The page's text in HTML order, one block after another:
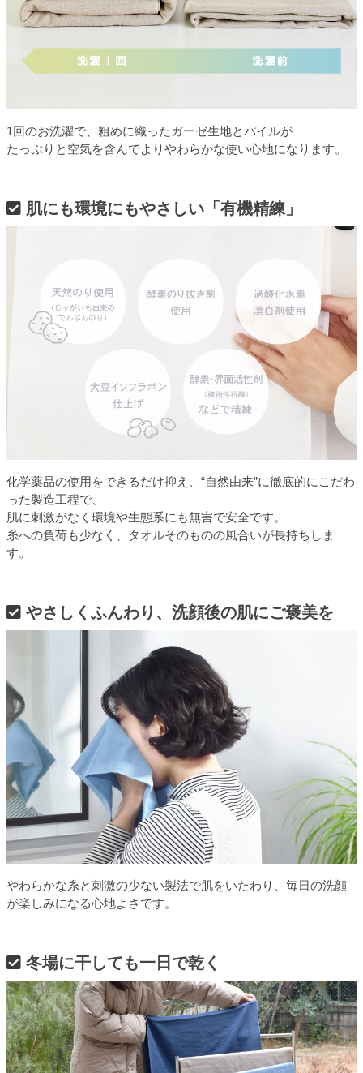
1回のお洗濯で、粗めに織ったガーゼ生地とパイルが
たっぷりと空気を含んでよりやわらかな使い心地になります。
肌にも環境にもやさしい「有機精練」
化学薬品の使用をできるだけ抑え、“自然由来”に徹底的にこだわ
った製造工程で、
肌に刺激がなく環境や生態系にも無害で安全です。
糸への負荷も少なく、タオルそのものの風合いが長持ちしま
す。
やさしくふんわり、洗顔後の肌にご褒美を
やわらかな糸と刺激の少ない製法で肌をいたわり、毎日の洗顔
が楽しみになる心地よさです。
冬場に干しても一日で乾く